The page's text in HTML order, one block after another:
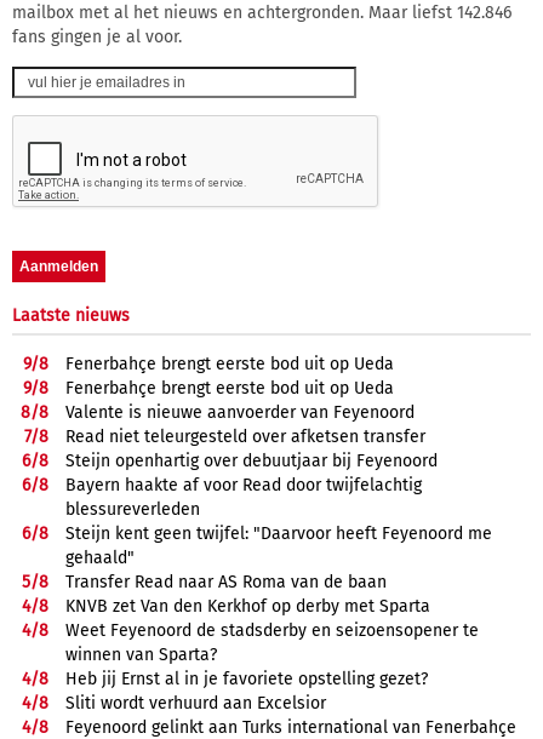
mailbox met al het nieuws en achtergronden. Maar liefst 142.846
fans gingen je al voor.
Laatste nieuws
9/8
Fenerbahçe brengt eerste bod uit op Ueda
9/8
Fenerbahçe brengt eerste bod uit op Ueda
8/8
Valente is nieuwe aanvoerder van Feyenoord
7/8
Read niet teleurgesteld over afketsen transfer
6/8
Steijn openhartig over debuutjaar bij Feyenoord
6/8
Bayern haakte af voor Read door twijfelachtig
blessureverleden
6/8
Steijn kent geen twijfel: "Daarvoor heeft Feyenoord me
gehaald"
5/8
Transfer Read naar AS Roma van de baan
4/8
KNVB zet Van den Kerkhof op derby met Sparta
4/8
Weet Feyenoord de stadsderby en seizoensopener te
winnen van Sparta?
4/8
Heb jij Ernst al in je favoriete opstelling gezet?
4/8
Sliti wordt verhuurd aan Excelsior
4/8
Feyenoord gelinkt aan Turks international van Fenerbahçe